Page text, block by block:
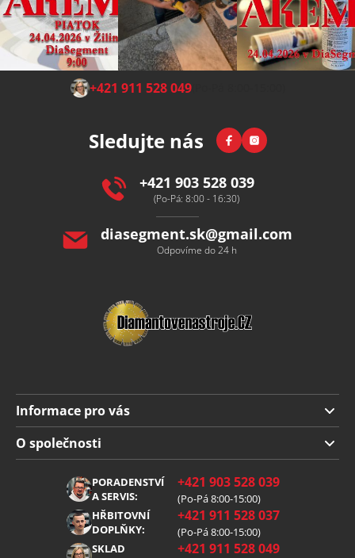
Z +421 911 528 049(Po-Pá 8:00-15:00)
Sledujte nás FacebookInstagram
+421 903 528 039
(Po-Pá: 8:00 - 16:30)
diasegment.sk@gmail.com
Odpovíme do 24 h
Informace pro vás
Doprava a platba
Obchodní podmínky
Reklamace
Zpracování osobních údajů
O společnosti
PORADENSTVÍ
A SERVIS:
+421 903 528 039
(Po-Pá 8:00-15:00)
HŘBITOVNÍ
DOPLŇKY:
+421 911 528 037
(Po-Pá 8:00-15:00)
SKLAD
+421 911 528 049